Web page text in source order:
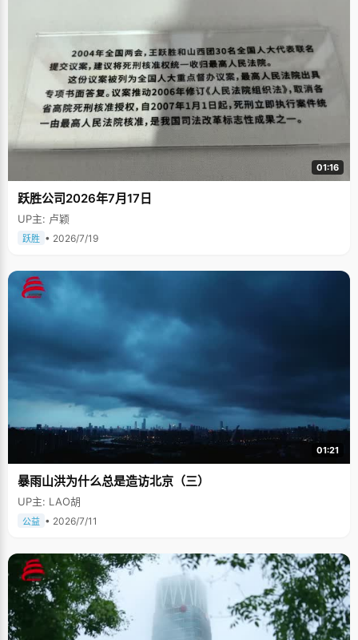
01:16
跃胜公司2026年7月17日
UP主: 卢颖
跃胜 • 2026/7/19
01:21
暴雨山洪为什么总是造访北京（三）
UP主: LAO胡
公益 • 2026/7/11